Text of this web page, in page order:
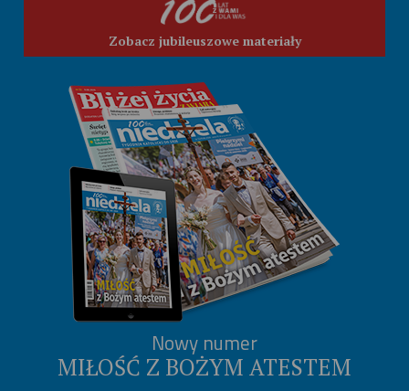
Zobacz jubileuszowe materiały
Nowy numer
MIŁOŚĆ Z BOŻYM ATESTEM